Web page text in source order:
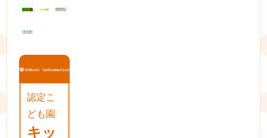
ョ
認定こ
ども園
キッ